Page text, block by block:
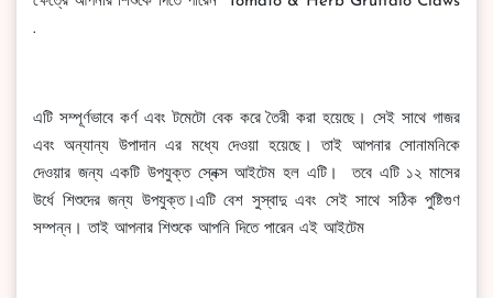
.
এটি সম্পূর্ণভাবে কর্ণ এবং টমেটো বেক করে তৈরী করা হয়েছে। সেই সাথে গাজর
এবং অন্যান্য উপাদান এর মধ্যে দেওয়া হয়েছে। তাই আপনার সোনামনিকে
দেওয়ার জন্য একটি উপযুক্ত স্নেক্স আইটেম হল এটি। তবে এটি ১২ মাসের
উর্ধে শিশুদের জন্য উপযুক্ত।এটি বেশ সুস্বাদু এবং সেই সাথে সঠিক পুষ্টিগুণ
সম্পন্ন। তাই আপনার শিশুকে আপনি দিতে পারেন এই আইটেম